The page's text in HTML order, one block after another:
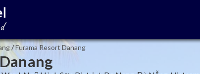
/Furama Resort Danang